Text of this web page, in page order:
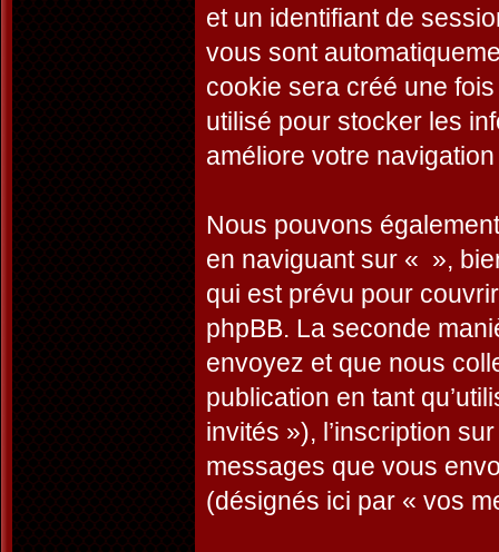
et un identifiant de
vous sont
cookie sera créé une
utilisé pour stocker les
améliore votre
Nous pouvons
en naviguant sur « »,
qui est prévu pour
phpBB. La seconde
envoyez et que nous
publication en tant
invités »), l’inscription
messages que vous
(désignés ici par « vos